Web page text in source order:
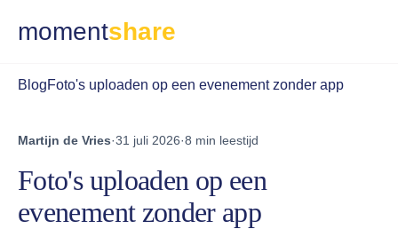
momentshare
BlogFoto's uploaden op een evenement zonder app
Martijn de Vries·31 juli 2026·8 min leestijd
Foto's uploaden op een
evenement zonder app